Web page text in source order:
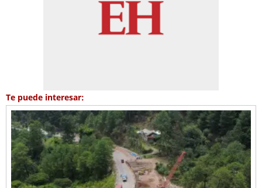
Te puede interesar: